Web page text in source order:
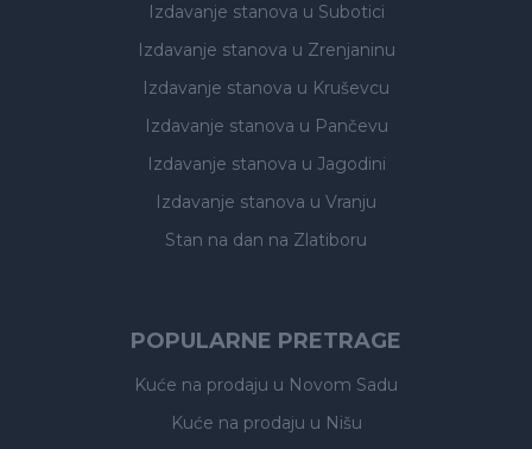
Izdavanje stanova u Subotici
Izdavanje stanova u Zrenjaninu
Izdavanje stanova u Kruševcu
Izdavanje stanova u Pančevu
Izdavanje stanova u Jagodini
Izdavanje stanova u Vranju
Stan na dan na Zlatiboru
POPULARNE PRETRAGE
Kuće na prodaju u Novom Sadu
Kuće na prodaju u Nišu